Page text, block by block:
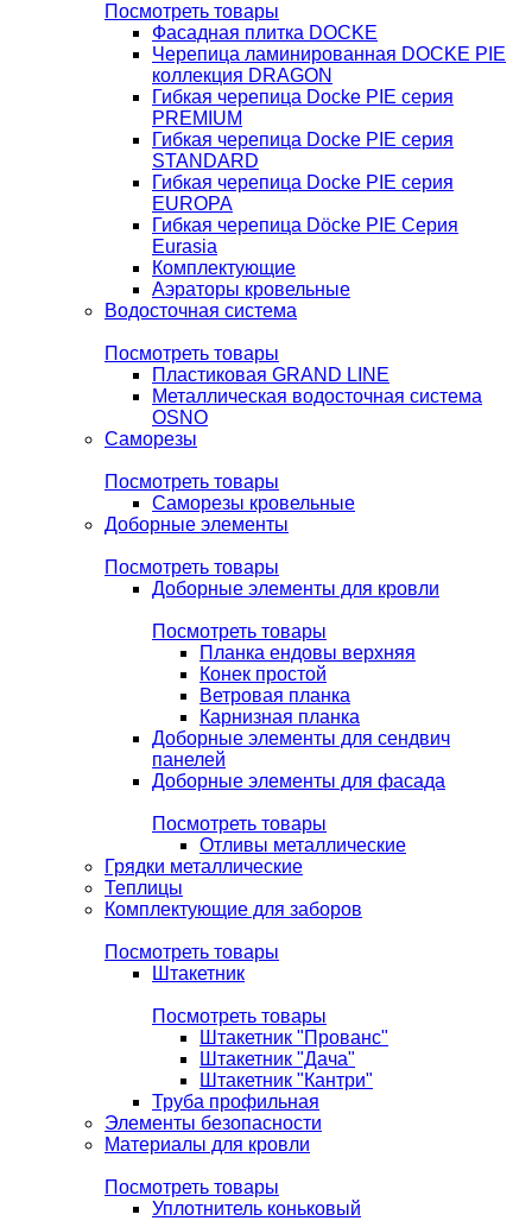
Посмотреть товары
Фасадная плитка DOCKE
Черепица ламинированная DOCKE PIE
коллекция DRAGON
Гибкая черепица Docke PIE серия
PREMIUM
Гибкая черепица Docke PIE серия
STANDARD
Гибкая черепица Docke PIE серия
EUROPA
Гибкая черепица Döcke PIE Серия
Eurasia
Комплектующие
Аэраторы кровельные
Водосточная система
Посмотреть товары
Пластиковая GRAND LINE
Металлическая водосточная система
OSNO
Саморезы
Посмотреть товары
Саморезы кровельные
Доборные элементы
Посмотреть товары
Доборные элементы для кровли
Посмотреть товары
Планка ендовы верхняя
Конек простой
Ветровая планка
Карнизная планка
Доборные элементы для сендвич
панелей
Доборные элементы для фасада
Посмотреть товары
Отливы металлические
Грядки металлические
Теплицы
Комплектующие для заборов
Посмотреть товары
Штакетник
Посмотреть товары
Штакетник "Прованс"
Штакетник "Дача"
Штакетник "Кантри"
Труба профильная
Элементы безопасности
Материалы для кровли
Посмотреть товары
Уплотнитель коньковый